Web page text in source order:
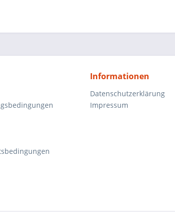
Informationen
Datenschutzerklärung
Impressum